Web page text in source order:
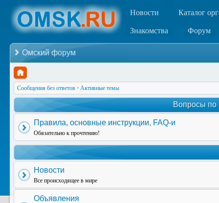
Новости Каталог
Знакомства Форум
Омский форум
Сообщения без ответов • Активные темы
Вопросы по
Правила, основные инструкции, FAQ-и
Обязательно к прочтению!
Новости
Все происходящее в мире
Объявления